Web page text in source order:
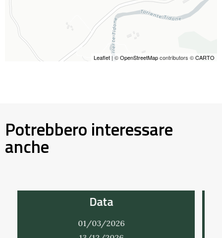
Leaflet | ©OpenStreetMapcontributors ©CARTO
Potrebbero interessare
anche
Data
01/03/2026